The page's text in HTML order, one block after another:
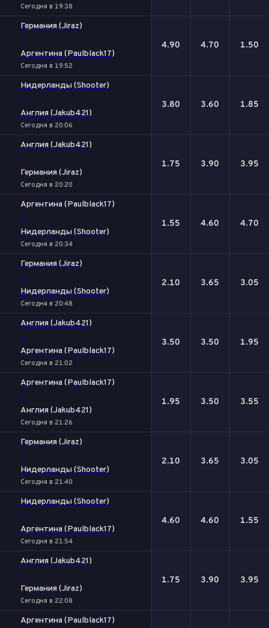
Сегодня в 19:38
Германия (Jiraz)
-
Аргентина (Paulblack17)
Сегодня в 19:52
4.90 4.70 1.50
Нидерланды (Shooter)
-
Англия (Jakub421)
Сегодня в 20:06
3.80 3.60 1.85
Англия (Jakub421)
-
Германия (Jiraz)
Сегодня в 20:20
1.75 3.90 3.95
Аргентина (Paulblack17)
-
Нидерланды (Shooter)
Сегодня в 20:34
1.55 4.60 4.70
Германия (Jiraz)
-
Нидерланды (Shooter)
Сегодня в 20:48
2.10 3.65 3.05
Англия (Jakub421)
-
Аргентина (Paulblack17)
Сегодня в 21:02
3.50 3.50 1.95
Аргентина (Paulblack17)
-
Англия (Jakub421)
Сегодня в 21:26
1.95 3.50 3.55
Германия (Jiraz)
-
Нидерланды (Shooter)
Сегодня в 21:40
2.10 3.65 3.05
Нидерланды (Shooter)
-
Аргентина (Paulblack17)
Сегодня в 21:54
4.60 4.60 1.55
Англия (Jakub421)
-
Германия (Jiraz)
Сегодня в 22:08
1.75 3.90 3.95
Аргентина (Paulblack17)